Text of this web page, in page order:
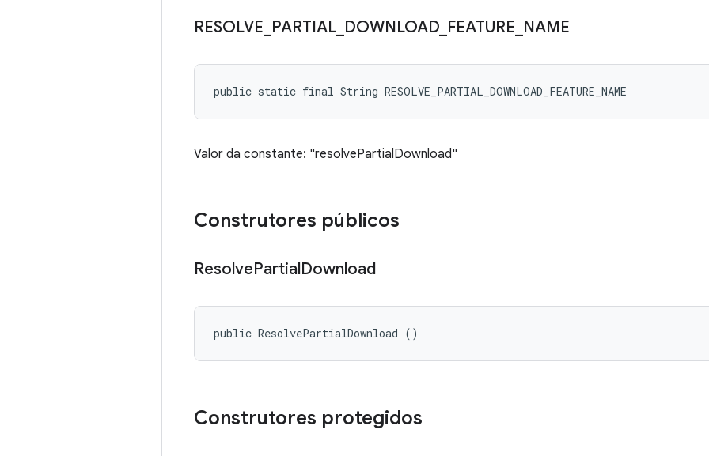
RESOLVE PARTIAL DOWNLOAD FEATURE NAME
public static final String RESOLVE_PARTIAL_DOWNLOAD_FEATURE_NAME
Valor da constante: "resolvePartialDownload"
Construtores públicos
ResolvePartialDownload
public ResolvePartialDownload ()
Construtores protegidos